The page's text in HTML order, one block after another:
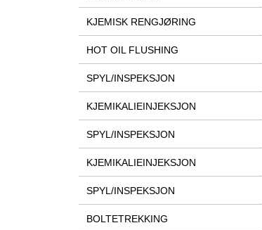
KJEMISK RENGJØRING
HOT OIL FLUSHING
SPYL/INSPEKSJON
KJEMIKALIEINJEKSJON
SPYL/INSPEKSJON
KJEMIKALIEINJEKSJON
SPYL/INSPEKSJON
BOLTETREKKING